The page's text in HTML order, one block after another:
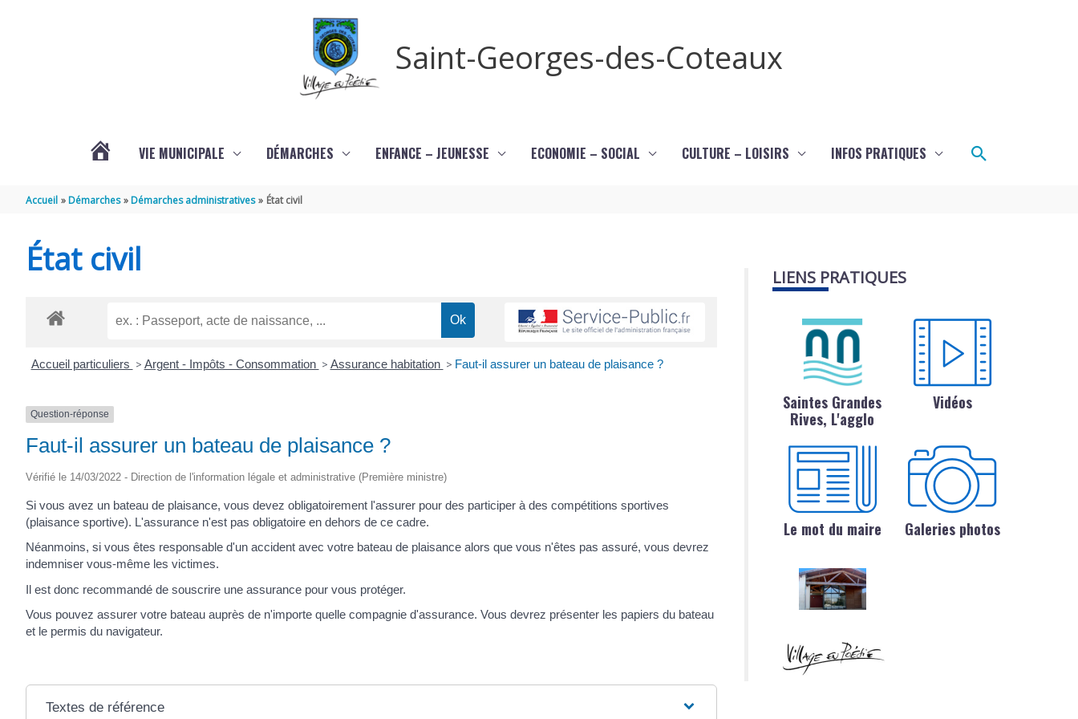
Saint-Georges-des-Coteaux
VIE MUNICIPALE DÉMARCHES ENFANCE – JEUNESSE ECONOMIE – SOCIAL CULTURE – LOISIRS INFOS PRATIQUES Rechercher
Accueil Démarches Démarches administratives État civil
État civil
Accueil particuliers > Argent - Impôts - Consommation > Assurance habitation > Faut-il assurer un bateau de plaisance ?
Question-réponse
Faut-il assurer un bateau de plaisance ?
Vérifié le 14/03/2022 - Direction de l'information légale et administrative (Première ministre)
Si vous avez un bateau de plaisance, vous devez obligatoirement l'assurer pour des participer à des compétitions sportives
(plaisance sportive). L'assurance n'est pas obligatoire en dehors de ce cadre.
Néanmoins, si vous êtes responsable d'un accident avec votre bateau de plaisance alors que vous n'êtes pas assuré, vous devrez
indemniser vous-même les victimes.
Il est donc recommandé de souscrire une assurance pour vous protéger.
Vous pouvez assurer votre bateau auprès de n'importe quelle compagnie d'assurance. Vous devrez présenter les papiers du bateau
et le permis du navigateur.
Textes de référence
LIENS PRATIQUES
Saintes Grandes
Rives, L'agglo
Vidéos
Le mot du maire Galeries photos